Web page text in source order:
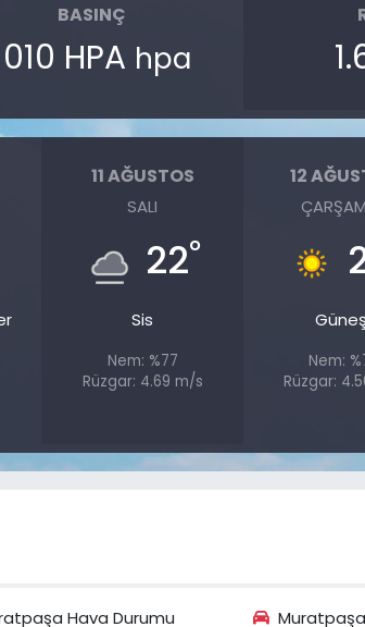
BASINÇ
HPA hpa
11 AĞUSTOS
SALI
22°
Sis
Nem: %77
Rüzgar: 4.69 m/s
12
Nem:
Rüzgar:
Hava Durumu